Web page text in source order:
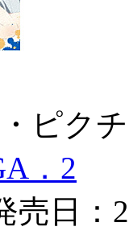
ピク
．2
売日：